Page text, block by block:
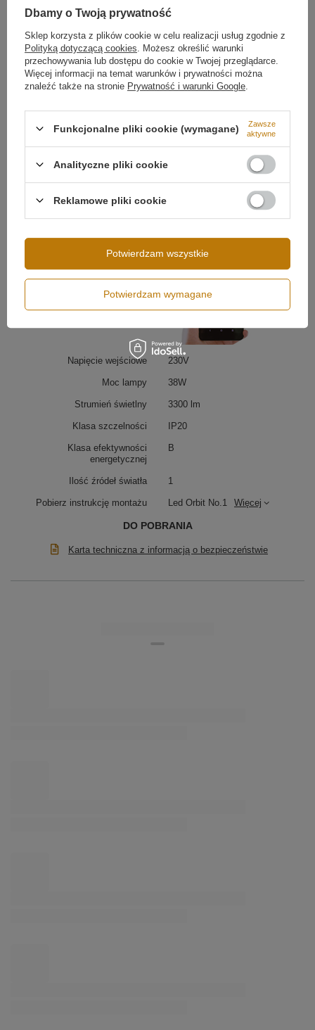
Dlaczego warto wybrać Orbit No.1 Smart 100 cm?
✔ Duża średnica – 100 cm dla przestronnych wnętrz
✔ Sterowanie przez Tuya i Smart Life
✔ Ściemnianie i ustawienia harmonogramów
✔ Technologia LED SMD2835 – energooszczędność i
trwałość
Podsumowanie
Orbit No.1 Smart 100 cm to
duża lampa ring LED
wnętrz, które wymagają stylowego i technologicznie
zaawansowanego oświetlenia. Zdalne sterowanie,
kelwinów
Więcej
Napięcie wejściowe 230V
Moc lampy 38W
Strumień świetlny 3300 lm
Klasa szczelności IP20
Klasa efektywności
energetycznej
B
Ilość źródeł światła 1
Pobierz instrukcję montażu Led Orbit No.1 Więcej
DO POBRANIA
Karta techniczna z informacją o bezpieczeństwie
Dbamy o Twoją prywatność
Sklep korzysta z plików cookie w celu realizacji usług zgodnie z
Polityką dotyczącą cookies . Możesz określić warunki
przechowywania lub dostępu do cookie w Twojej przeglądarce.
Więcej informacji na temat warunków i prywatności można
znaleźć także na stronie Prywatność i warunki Google
Funkcjonalne pliki cookie (wymagane)
Zawsze
aktywne
Analityczne pliki cookie
Reklamowe pliki cookie
Potwierdzam wymagane
Potwierdzam wszystkie